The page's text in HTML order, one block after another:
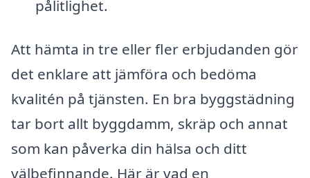
pålitlighet.
Att hämta in tre eller fler erbjudanden gör
det enklare att jämföra och bedöma
kvalitén på tjänsten. En bra byggstädning
tar bort allt byggdamm, skräp och annat
som kan påverka din hälsa och ditt
välbefinnande. Här är vad en